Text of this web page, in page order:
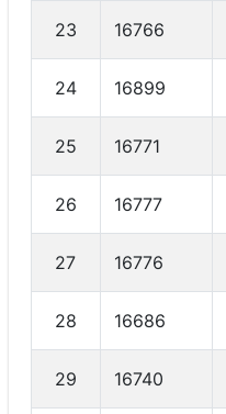
23 16766
24 16899
25 16771
26 16777
27 16776
28 16686
29 16740